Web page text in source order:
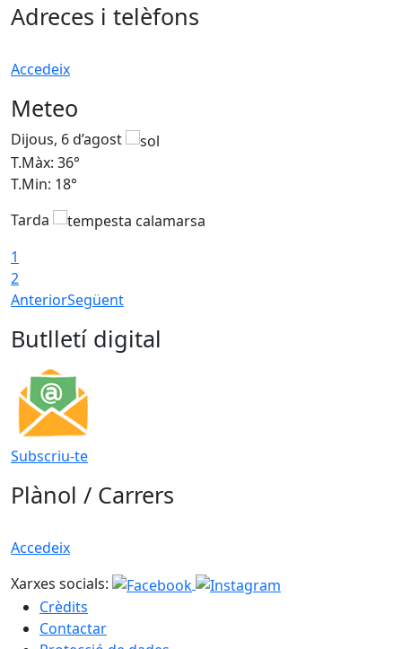
Adreces i telèfons
Accedeix
Meteo
Dijous, 6 d’agost
T.Màx: 36°
T.Min: 18°
Tarda
1
2
AnteriorSegüent
Butlletí digital
Subscriu-te
Plànol / Carrers
Accedeix
Xarxes socials:
Crèdits
Contactar